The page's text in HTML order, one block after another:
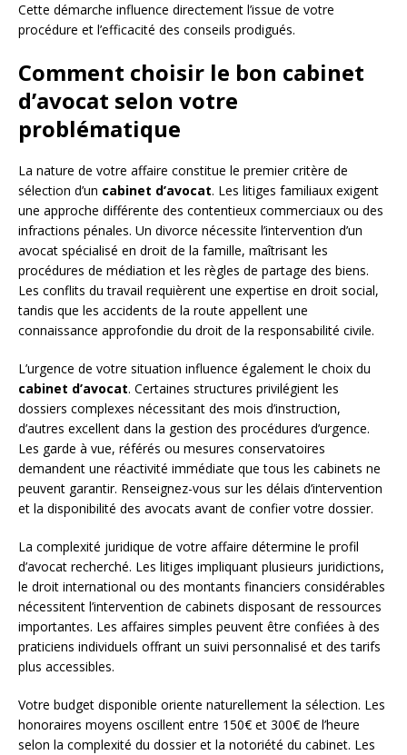
Cette démarche influence directement l’issue de votre
procédure et l’efficacité des conseils prodigués.
Comment choisir le bon cabinet
d’avocat selon votre
problématique
La nature de votre affaire constitue le premier critère de
sélection d’un cabinet d’avocat. Les litiges familiaux exigent
une approche différente des contentieux commerciaux ou des
infractions pénales. Un divorce nécessite l’intervention d’un
avocat spécialisé en droit de la famille, maîtrisant les
procédures de médiation et les règles de partage des biens.
Les conflits du travail requièrent une expertise en droit social,
tandis que les accidents de la route appellent une
connaissance approfondie du droit de la responsabilité civile.
L’urgence de votre situation influence également le choix du
cabinet d’avocat. Certaines structures privilégient les
dossiers complexes nécessitant des mois d’instruction,
d’autres excellent dans la gestion des procédures d’urgence.
Les garde à vue, référés ou mesures conservatoires
demandent une réactivité immédiate que tous les cabinets ne
peuvent garantir. Renseignez-vous sur les délais d’intervention
et la disponibilité des avocats avant de confier votre dossier.
La complexité juridique de votre affaire détermine le profil
d’avocat recherché. Les litiges impliquant plusieurs juridictions,
le droit international ou des montants financiers considérables
nécessitent l’intervention de cabinets disposant de ressources
importantes. Les affaires simples peuvent être confiées à des
praticiens individuels offrant un suivi personnalisé et des tarifs
plus accessibles.
Votre budget disponible oriente naturellement la sélection. Les
honoraires moyens oscillent entre 150€ et 300€ de l’heure
selon la complexité du dossier et la notoriété du cabinet. Les